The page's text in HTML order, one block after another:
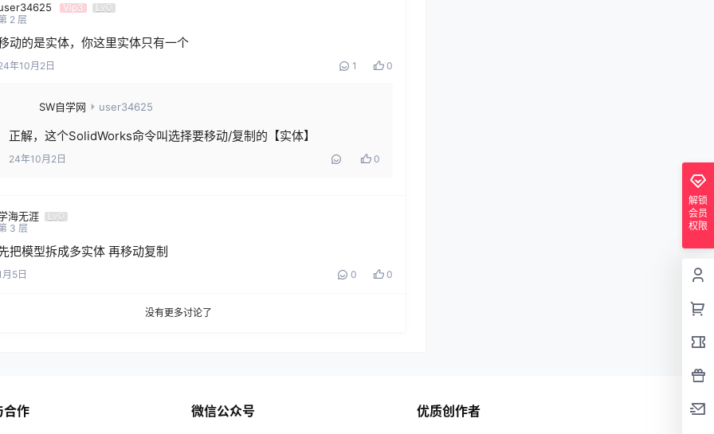
Vip3
Lv0
2 层
动的是实体，你这里实体只有一个
年10月2日 1 0
SW自学网 user34625
正解，这个SolidWorks命令叫选择要移动/复制的【实体】
24年10月2日 0
海无涯
Lv0
3 层
把模型拆成多实体 再移动复制
月5日 0 0
没有更多讨论了
解锁
会员
权限
合作 微信公众号 优质创作者